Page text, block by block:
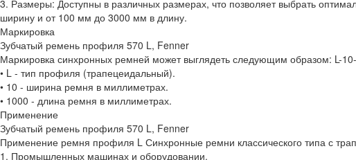
3. Размеры: Доступны в различных размерах, что позволяет выбрать
ширину и от 100 мм до 3000 мм в длину.
Маркировка
Зубчатый ремень профиля 570 L, Fenner
Маркировка синхронных ремней может выглядеть следующим образом: L-
• L - тип профиля (трапецеидальный).
• 10 - ширина ремня в миллиметрах.
• 1000 - длина ремня в миллиметрах.
Применение
Зубчатый ремень профиля 570 L, Fenner
Применение ремня профиля L Синхронные ремни классического типа с
1. Промышленных машинах и оборудовании.